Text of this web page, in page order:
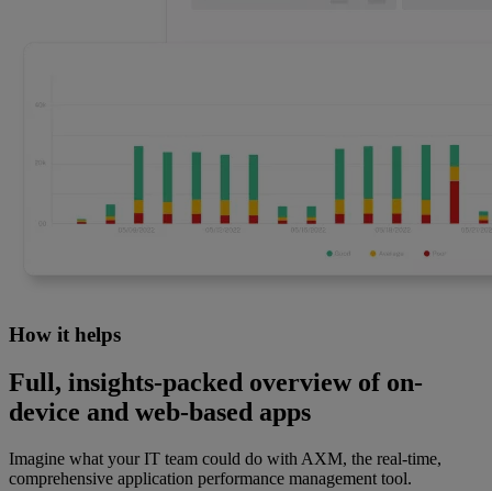
How it helps
Full, insights-packed overview of on-
device and web-based apps
Imagine what your IT team could do with AXM, the real-time,
comprehensive application performance management tool.